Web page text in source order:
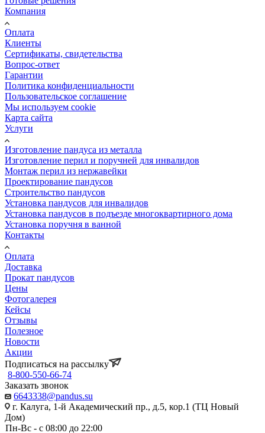
Компания
Оплата
Клиенты
Сертификаты, свидетельства
Вопрос-ответ
Гарантии
Политика конфиденциальности
Пользовательское соглашение
Мы используем cookie
Карта сайта
Услуги
Изготовление пандуса из металла
Изготовление перил и поручней для инвалидов
Монтаж перил из нержавейки
Проектирование пандусов
Строительство пандусов
Установка пандусов для инвалидов
Установка пандусов в подъезде многоквартирного дома
Установка поручня в ванной
Контакты
Оплата
Доставка
Прокат пандусов
Цены
Фотогалерея
Кейсы
Отзывы
Полезное
Новости
Акции
Подписаться на рассылку
8-800-550-66-74
Заказать звонок
6643338@pandus.su
г. Калуга, 1-й Академический пр., д.5, кор.1 (ТЦ Новый
Дом)
Пн-Вс - с 08:00 до 22:00